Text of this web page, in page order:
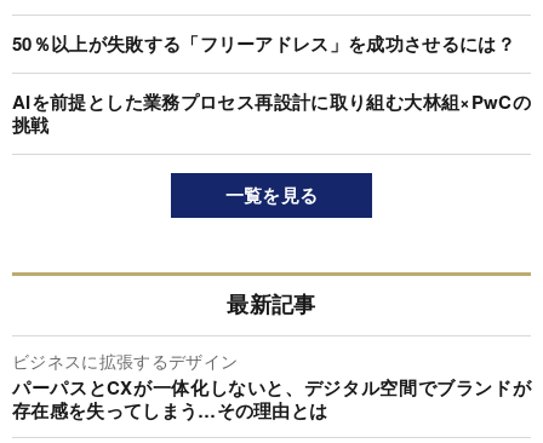
50％以上が失敗する「フリーアドレス」を成功させるには？
AIを前提とした業務プロセス再設計に取り組む大林組×PwCの
挑戦
一覧を見る
最新記事
ビジネスに拡張するデザイン
パーパスとCXが一体化しないと、デジタル空間でブランドが
存在感を失ってしまう…その理由とは